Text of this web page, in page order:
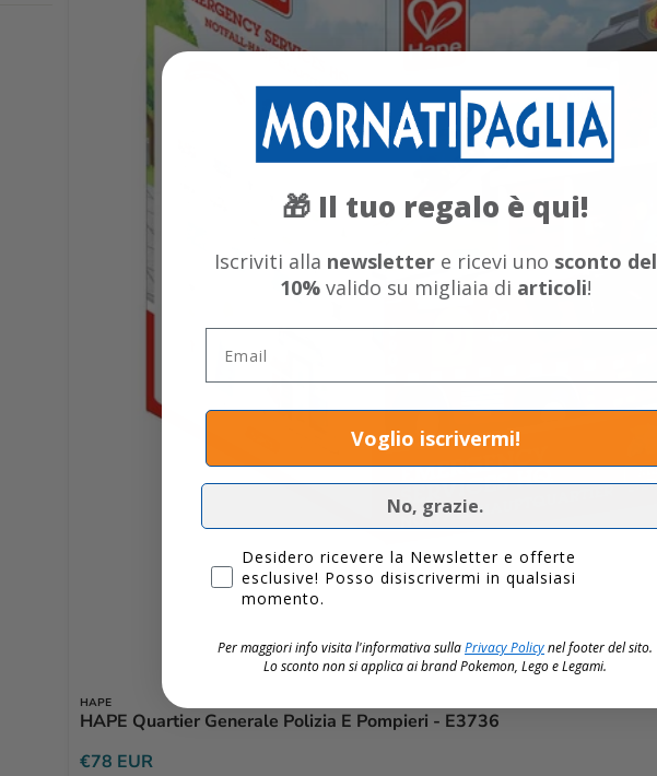
HAPE
HAPE Quartier Generale Polizia E Pompieri - E3736
€78 EUR
🎁 Il tuo regalo è qui!
Iscriviti alla newsletter e ricevi uno sconto del
10%valido su migliaia di articoli!
Voglio iscrivermi!
No, grazie.
Privacy
Desidero ricevere la Newsletter e offerte
esclusive! Posso disiscrivermi in qualsiasi
momento.
Per maggiori info visita l'informativa sullaPrivacy Policynel footer del sito.
Lo sconto non si applica ai brandPokemon, Lego e Legami.